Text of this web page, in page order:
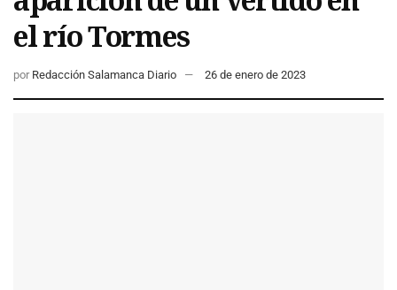
el río Tormes
por Redacción Salamanca Diario 26 de enero de 2023